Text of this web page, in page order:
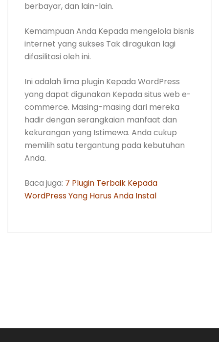
berbayar, dan lain-lain.
Kemampuan Anda Kepada mengelola bisnis
internet yang sukses Tak diragukan lagi
difasilitasi oleh ini.
Ini adalah lima plugin Kepada WordPress
yang dapat digunakan Kepada situs web e-
commerce. Masing-masing dari mereka
hadir dengan serangkaian manfaat dan
kekurangan yang Istimewa. Anda cukup
memilih satu tergantung pada kebutuhan
Anda.
Baca juga: 7 Plugin Terbaik Kepada
WordPress Yang Harus Anda Instal